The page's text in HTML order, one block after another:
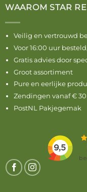
WAAROM STAR
Veilig en vertrouwd
Voor 16:00 uur
Gratis advies door
Groot assortiment
Pure en eerlijke
Zendingen vanaf €
PostNL Pakjegemak